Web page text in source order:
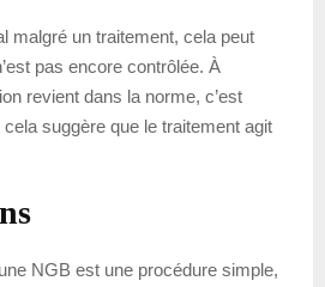
malgré un traitement, cela peut
pas encore contrôlée. À
revient dans la norme, c’est
suggère que le traitement agit
NGB est une procédure simple,